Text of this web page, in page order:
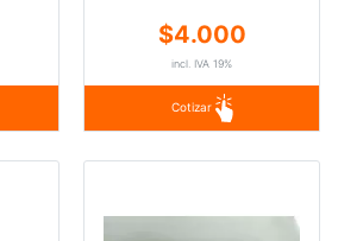
$4.000
incl. IVA 19%
Cotizar